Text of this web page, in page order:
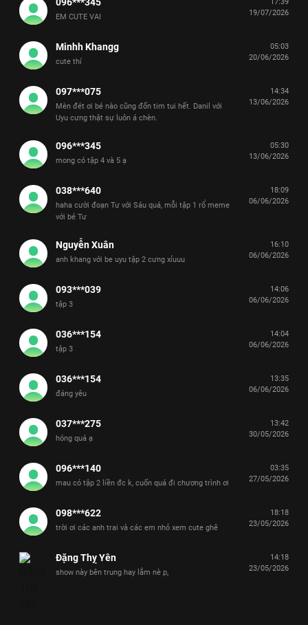
EM CUTE VAI
19/07/2026
Minhh Khangg
cute thí
05:03
20/06/2026
097***075
Mèn đét ơi bé nào cũng đốn tim tui hết. Danil với
Uyu cưng thật sự luôn á chèn.
14:34
13/06/2026
096***345
mong có tập 4 và 5 ạ
05:30
13/06/2026
038***640
haha cười đoạn Tư với Sáu quá, mỗi tập 1 rổ meme
với bé Tư
18:09
06/06/2026
Nguyễn Xuân
anh khang với be uyu tập 2 cưng xỉuuu
16:10
06/06/2026
093***039
tập 3
14:06
06/06/2026
036***154
tập 3
14:04
06/06/2026
036***154
đáng yêu
13:35
06/06/2026
037***275
hóng quá ạ
13:42
30/05/2026
096***140
mau có tập 2 liền đc k, cuốn quá đi chương trình ơi
03:35
27/05/2026
098***622
trời ơi các anh trai và các em nhỏ xem cute ghê
18:18
23/05/2026
Đặng Thỵ Yên
show này bên trung hay lắm nè p,
14:18
23/05/2026